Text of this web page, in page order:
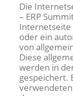
Die
– ERP
Internetseite
oder ein
von
Diese
werden in
gespeichert.